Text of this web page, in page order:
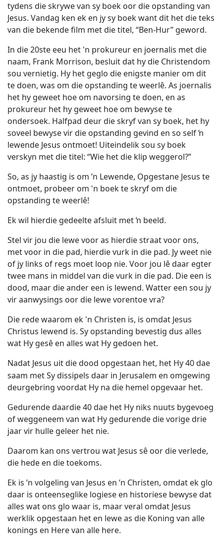
tydens die skrywe van sy boek oor die opstanding van
Jesus. Vandag ken ek en jy sy boek want dit het die teks
van die bekende film met die titel, “Ben-Hur” geword.
In die 20ste eeu het 'n prokureur en joernalis met die
naam, Frank Morrison, besluit dat hy die Christendom
sou vernietig. Hy het geglo die enigste manier om dit
te doen, was om die opstanding te weerlê. As joernalis
het hy geweet hoe om navorsing te doen, en as
prokureur het hy geweet hoe om bewyse te
ondersoek. Halfpad deur die skryf van sy boek, het hy
soveel bewyse vir die opstanding gevind en so self ŉ
lewende Jesus ontmoet! Uiteindelik sou sy boek
verskyn met die titel: “Wie het die klip weggerol?”
So, as jy haastig is om ’n Lewende, Opgestane Jesus te
ontmoet, probeer om 'n boek te skryf om die
opstanding te weerlê!
Ek wil hierdie gedeelte afsluit met ŉ beeld.
Stel vir jou die lewe voor as hierdie straat voor ons,
met voor in die pad, hierdie vurk in die pad. Jy weet nie
of jy links of regs moet loop nie. Voor jou lê daar egter
twee mans in middel van die vurk in die pad. Die een is
dood, maar die ander een is lewend. Watter een sou jy
vir aanwysings oor die lewe vorentoe vra?
Die rede waarom ek 'n Christen is, is omdat Jesus
Christus lewend is. Sy opstanding bevestig dus alles
wat Hy gesê en alles wat Hy gedoen het.
Nadat Jesus uit die dood opgestaan het, het Hy 40 dae
saam met Sy dissipels daar in Jerusalem en omgewing
deurgebring voordat Hy na die hemel opgevaar het.
Gedurende daardie 40 dae het Hy niks nuuts bygevoeg
of weggeneem van wat Hy gedurende die vorige drie
jaar vir hulle geleer het nie.
Daarom kan ons vertrou wat Jesus sê oor die verlede,
die hede en die toekoms.
Ek is ’n volgeling van Jesus en ’n Christen, omdat ek glo
daar is onteenseglike logiese en historiese bewyse dat
alles wat ons glo waar is, maar veral omdat Jesus
werklik opgestaan het en lewe as die Koning van alle
konings en Here van alle here.